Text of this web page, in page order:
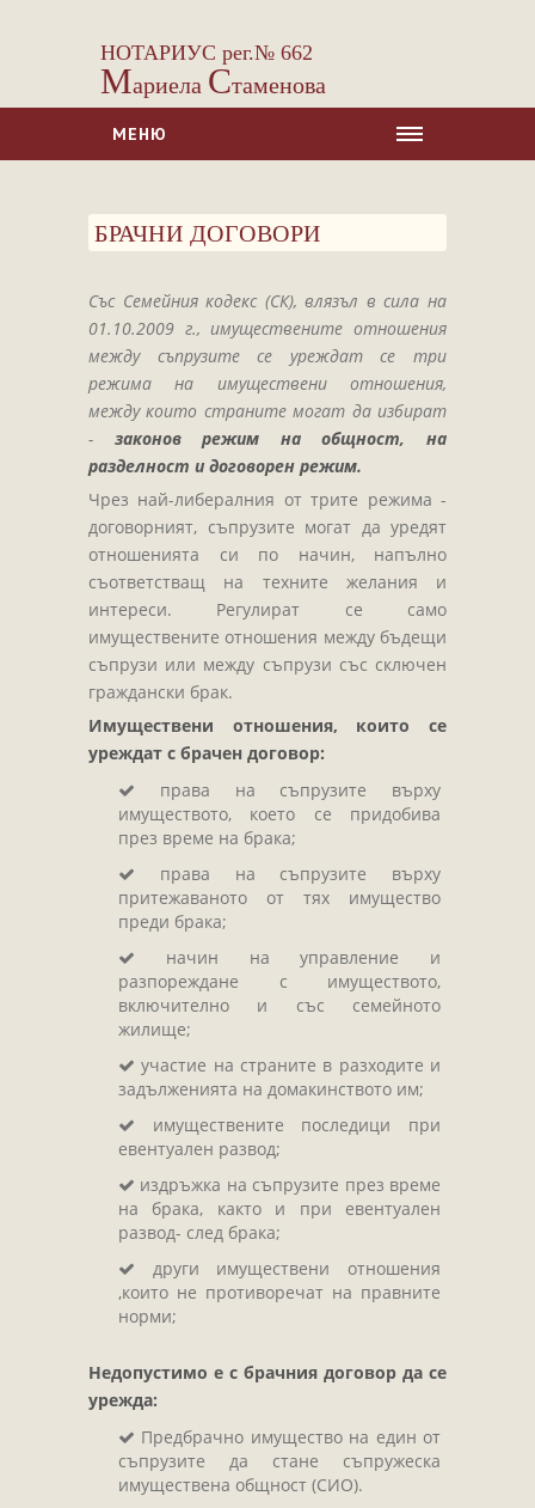
НОТАРИУС рег.№ 662
Мариела Стаменова
МЕНЮ
ЗА НАС
Сделки с недвижими имоти
Сделки с МПС
Ипотеки
Удостоверявания
Нотариални покани
Констативни протоколи
Завещания
Изготвяне на документи
Брачни договори
БЛАНКИ
ТАКСИ
ПОЛЕЗНА ИНФОРМАЦИЯ
КОНТАКТИ
БРАЧНИ ДОГОВОРИ
Със Семейния кодекс (СК), влязъл в сила на
01.10.2009 г., имуществените отношения
между съпрузите се уреждат се три
режима на имуществени отношения,
между които страните могат да избират
- законов режим на общност, на
разделност и договорен режим.
Чрез най-либералния от трите режима -
договорният, съпрузите могат да уредят
отношенията си по начин, напълно
съответстващ на техните желания и
интереси. Регулират се само
имуществените отношения между бъдещи
съпрузи или между съпрузи със сключен
граждански брак.
Имуществени отношения, които се
уреждат с брачен договор:
права на съпрузите върху
имуществото, което се придобива
през време на брака;
права на съпрузите върху
притежаваното от тях имущество
преди брака;
начин на управление и
разпореждане с имуществото,
включително и със семейното
жилище;
участие на страните в разходите и
задълженията на домакинството им;
имуществените последици при
евентуален развод;
издръжка на съпрузите през време
на брака, както и при евентуален
развод- след брака;
други имуществени отношения
,които не противоречат на правните
норми;
Недопустимо е с брачния договор да се
урежда:
Предбрачно имущество на един от
съпрузите да стане съпружеска
имуществена общност (СИО).